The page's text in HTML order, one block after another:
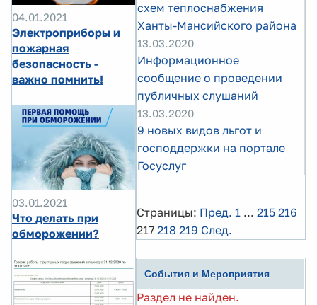
04.01.2021
Электроприборы и
пожарная
безопасность -
важно помнить!
03.01.2021
Что делать при
обморожении?
схем теплоснабжения
Ханты-Мансийского района
13.03.2020
Информационное
сообщение о проведении
публичных слушаний
13.03.2020
9 новых видов льгот и
господдержки на портале
Госуслуг
Страницы: Пред. 1 ... 215 216
217 218 219 След.
События и Мероприятия
Раздел не найден.